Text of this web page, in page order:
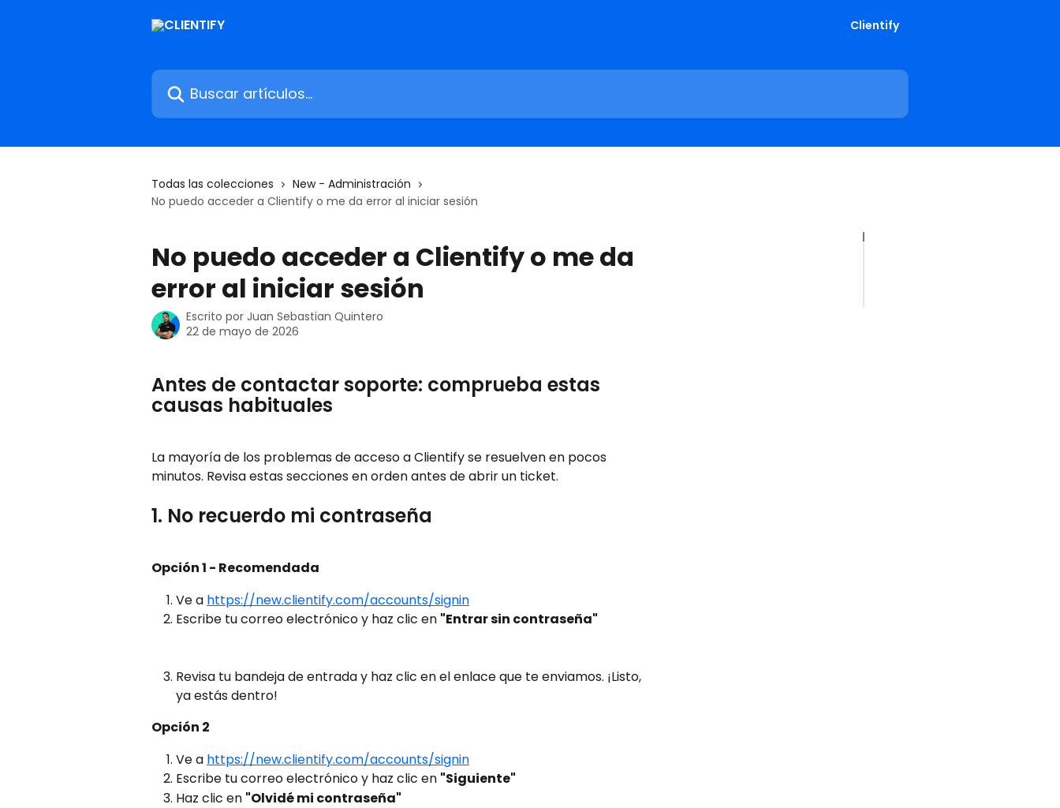
Clientify
Buscar artículos...
Todas las colecciones
New - Administración
No puedo acceder a Clientify o me da error al iniciar sesión
No puedo acceder a Clientify o me da
error al iniciar sesión
Escrito por Juan Sebastian Quintero
22 de mayo de 2026
Antes de contactar soporte: comprueba estas
causas habituales
La mayoría de los problemas de acceso a Clientify se resuelven en pocos
minutos. Revisa estas secciones en orden antes de abrir un ticket.
1. No recuerdo mi contraseña
Opción 1 - Recomendada
Ve a https://new.clientify.com/accounts/signin
Escribe tu correo electrónico y haz clic en "Entrar sin contraseña"
Revisa tu bandeja de entrada y haz clic en el enlace que te enviamos. ¡Listo,
ya estás dentro!
Opción 2
Ve a https://new.clientify.com/accounts/signin
Escribe tu correo electrónico y haz clic en "Siguiente"
Haz clic en "Olvidé mi contraseña"